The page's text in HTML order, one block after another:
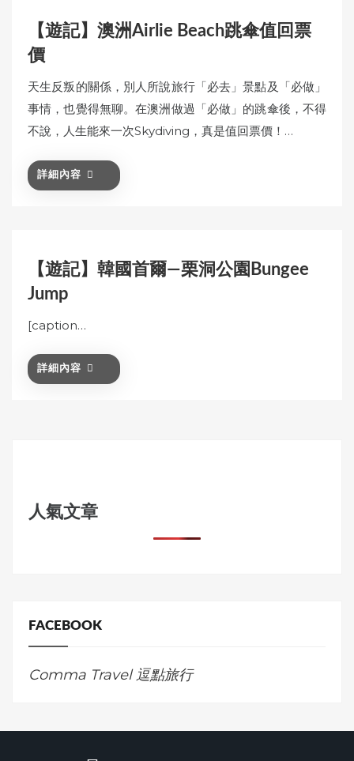
【遊記】澳洲Airlie Beach跳傘值回票
價
天生反叛的關係，別人所說旅行「必去」景點及「必做」
事情，也覺得無聊。在澳洲做過「必做」的跳傘後，不得
不說，人生能來一次Skydiving，真是值回票價！…
詳細內容
【遊記】韓國首爾—栗洞公園Bungee
Jump
[caption…
詳細內容
人氣文章
FACEBOOK
Comma Travel 逗點旅行